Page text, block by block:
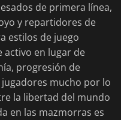
de primera línea,
y repartidores de
estilos de juego
activo en lugar de
progresión de
mucho por lo
la libertad del mundo
en las mazmorras es